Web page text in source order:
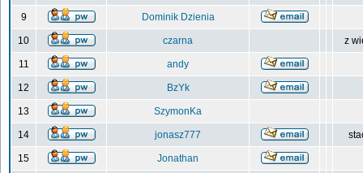
9 Dominik Dzienia
10 czarna z
11 andy
12 BzYk
13 SzymonKa
14 jonasz777
15 Jonathan